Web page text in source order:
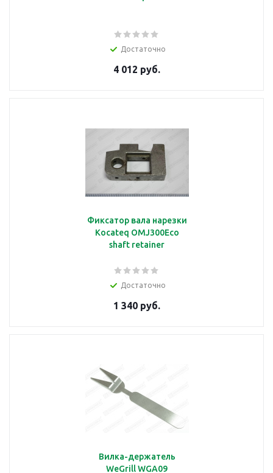
Достаточно
4 012 руб.
Фиксатор вала нарезки
Kocateq OMJ300Eco
shaft retainer
Достаточно
1 340 руб.
Вилка-держатель
WeGrill WGA09